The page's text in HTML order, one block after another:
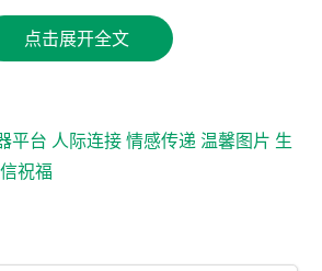
瞰世界的背影，每一张图片都承载着
这些图片，如同时间的胶囊，封存了
空的温暖与关怀。
深情
条生日祝福短信，虽然简短，却能
点击展开全文
平台 人际连接情感传递温馨图片 生
祝福